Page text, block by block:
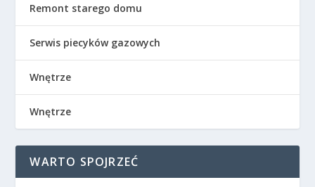
Remont starego domu
Serwis piecyków gazowych
Wnętrze
Wnętrze
WARTO SPOJRZEĆ